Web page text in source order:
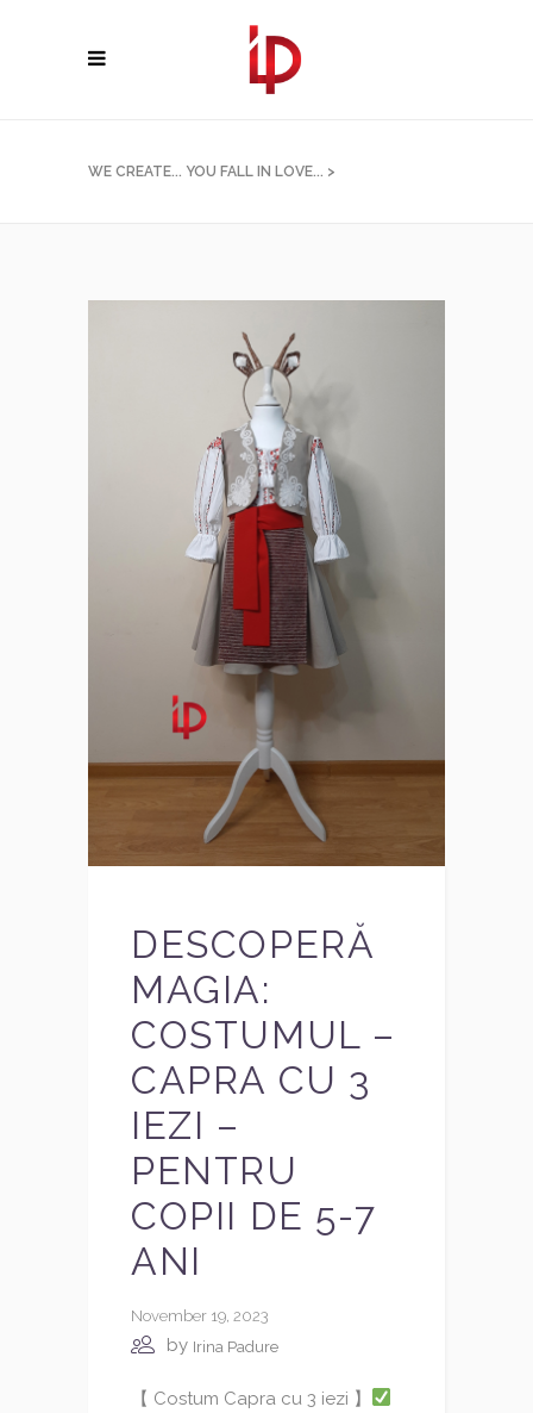
WE CREATE... YOU FALL IN LOVE... >
DESCOPERĂ
MAGIA:
COSTUMUL –
CAPRA CU 3
IEZI –
PENTRU
COPII DE 5-7
ANI
November 19, 2023
by Irina Padure
【 Costum Capra cu 3 iezi 】